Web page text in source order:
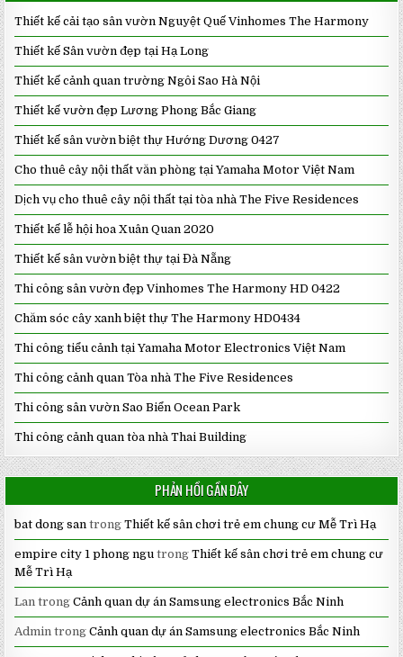
Thiết kế cải tạo sân vườn Nguyệt Quế Vinhomes The Harmony
Thiết kế Sân vườn đẹp tại Hạ Long
Thiết kế cảnh quan trường Ngôi Sao Hà Nội
Thiết kế vườn đẹp Lương Phong Bắc Giang
Thiết kế sân vườn biệt thự Hướng Dương 0427
Cho thuê cây nội thất văn phòng tại Yamaha Motor Việt Nam
Dịch vụ cho thuê cây nội thất tại tòa nhà The Five Residences
Thiết kế lễ hội hoa Xuân Quan 2020
Thiết kế sân vườn biệt thự tại Đà Nẵng
Thi công sân vườn đẹp Vinhomes The Harmony HD 0422
Chăm sóc cây xanh biệt thự The Harmony HD0434
Thi công tiểu cảnh tại Yamaha Motor Electronics Việt Nam
Thi công cảnh quan Tòa nhà The Five Residences
Thi công sân vườn Sao Biển Ocean Park
Thi công cảnh quan tòa nhà Thai Building
PHẢN HỒI GẦN ĐÂY
bat dong san trongThiết kế sân chơi trẻ em chung cư Mễ Trì Hạ
empire city 1 phong ngu trongThiết kế sân chơi trẻ em chung cư
Mễ Trì Hạ
Lan trongCảnh quan dự án Samsung electronics Bắc Ninh
Admin trongCảnh quan dự án Samsung electronics Bắc Ninh